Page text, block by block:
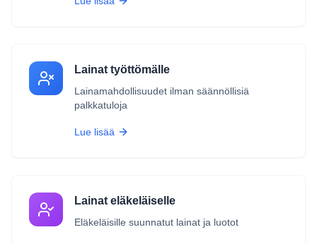
Lainat työttömälle
Lainamahdollisuudet ilman säännöllisiä
palkkatuloja
Lue lisää
Lainat eläkeläiselle
Eläkeläisille suunnatut lainat ja luotot